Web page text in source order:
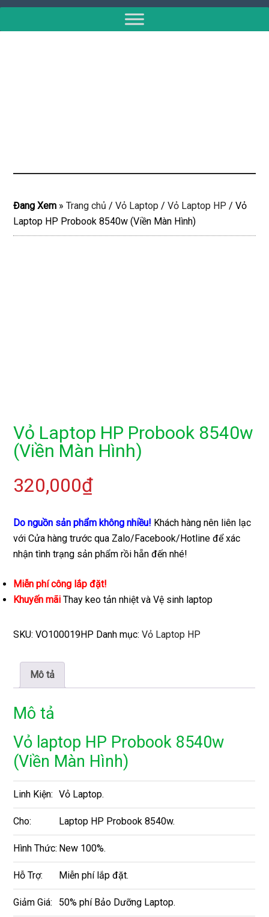
Đang Xem »Trang chủ / Vỏ Laptop / Vỏ Laptop HP / Vỏ
Laptop HP Probook 8540w (Viền Màn Hình)
Vỏ Laptop HP Probook 8540w
(Viền Màn Hình)
320,000₫
Do nguồn sản phẩm không nhiều! Khách hàng nên liên lạc
với Cửa hàng trước qua Zalo/Facebook/Hotline để xác
nhận tình trạng sản phẩm rồi hẵn đến nhé!
Miễn phí công lắp đặt!
Khuyến mãi Thay keo tản nhiệt và Vệ sinh laptop
SKU:VO100019HP Danh mục:Vỏ Laptop HP
Mô tả
Mô tả
Vỏ laptop HP Probook 8540w
(Viền Màn Hình)
Linh Kiện: Vỏ Laptop.
Cho: Laptop HP Probook 8540w.
Hình Thức: New 100%.
Hỗ Trợ: Miễn phí lắp đặt.
Giảm Giá: 50% phí Bảo Dưỡng Laptop.